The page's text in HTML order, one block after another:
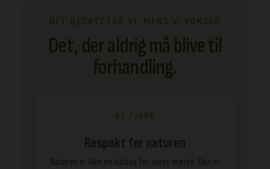
DET BESKYTTER VI, MENS VI VOKSER
Det, der aldrig må blive til
forhandling.
01 / JORD
Respekt for naturen
Naturen er ikke en kulisse for vores mærke. Den er